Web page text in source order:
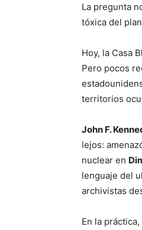
La pregunta
tóxica del
Hoy, la Casa
Pero pocos
territorios
John F.
lejos:
nuclear en
lenguaje del
archivistas
En la